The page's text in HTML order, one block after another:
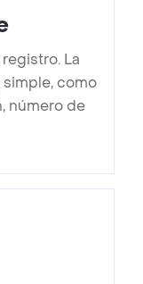
La
como
número de